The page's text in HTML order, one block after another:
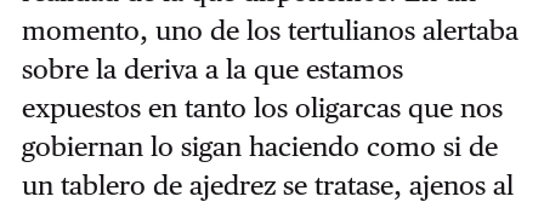
momento, uno de los tertulianos alertaba
sobre la deriva a la que estamos
expuestos en tanto los oligarcas que nos
gobiernan lo sigan haciendo como si de
un tablero de ajedrez se tratase, ajenos al